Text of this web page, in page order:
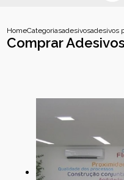
HomeCategoriasadesivosadesivos
Comprar